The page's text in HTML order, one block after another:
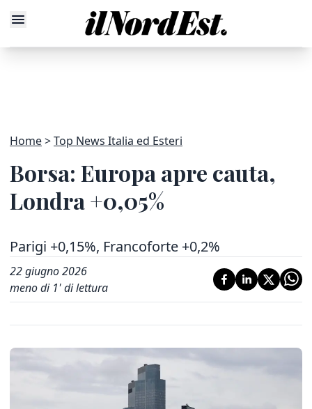
Home Top News Italia ed Esteri
Borsa: Europa apre cauta,
Londra +0,05%
Parigi +0,15%, Francoforte +0,2%
22 giugno 2026
meno di 1' di lettura